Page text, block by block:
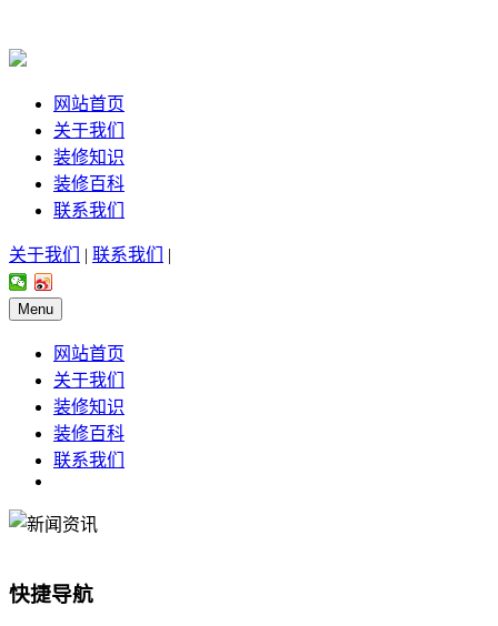
网站首页
关于我们
装修知识
装修百科
联系我们
关于我们 | 联系我们 |
Menu
网站首页
关于我们
装修知识
装修百科
联系我们
快捷导航